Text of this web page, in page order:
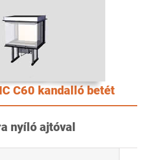
C60 kandalló betét
nyíló ajtóval